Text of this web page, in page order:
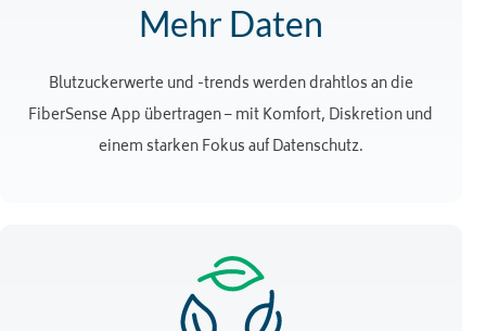
Mehr Daten
Blutzuckerwerte und -trends werden drahtlos an die
FiberSense App übertragen – mit Komfort, Diskretion und
einem starken Fokus auf Datenschutz.